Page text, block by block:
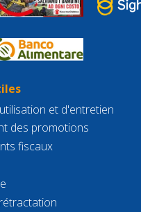
et d'entretien
des promotions
fiscaux